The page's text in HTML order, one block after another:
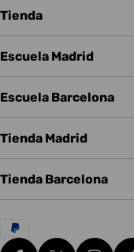
Tienda
Escuela Madrid
Escuela Barcelona
Tienda Madrid
Tienda Barcelona
Métodos
de